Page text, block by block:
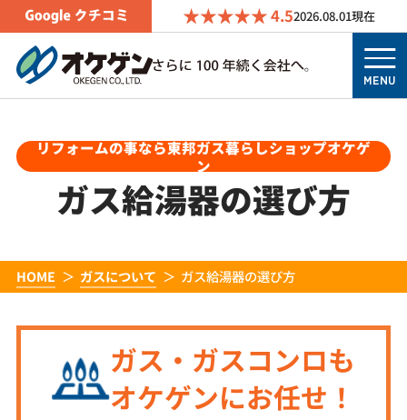
4.52026.08.01現在
MENU
リフォームの事なら東邦ガス暮らしショップオケゲ
ン
ガス給湯器の選び方
HOME ガスについて ガス給湯器の選び方
ガス・ガスコンロも
オケゲンにお任せ！